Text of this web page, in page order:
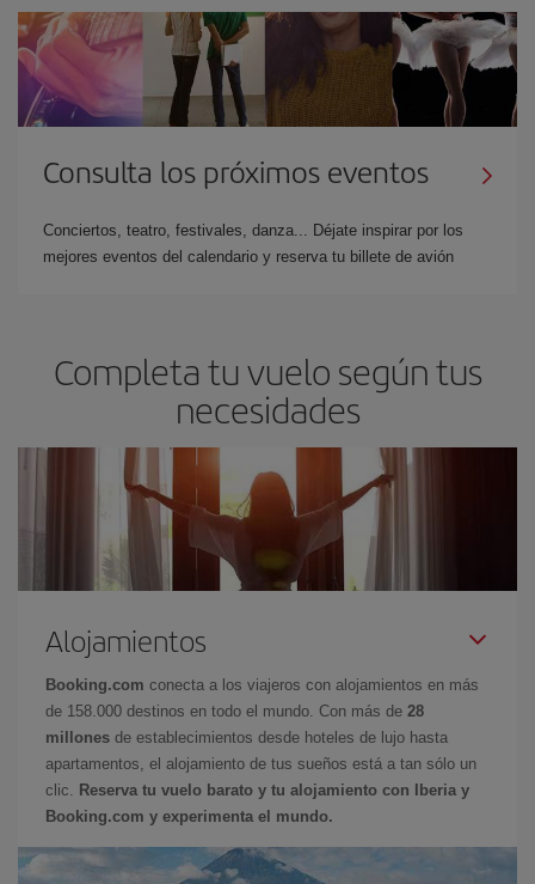
Consulta los próximos eventos
Conciertos, teatro, festivales, danza... Déjate inspirar por los
mejores eventos del calendario y reserva tu billete de avión
Completa tu vuelo según tus
necesidades
Alojamientos
Booking.com conecta a los viajeros con alojamientos en más
de 158.000 destinos en todo el mundo. Con más de 28
millones de establecimientos desde hoteles de lujo hasta
apartamentos, el alojamiento de tus sueños está a tan sólo un
clic.
Reserva tu vuelo barato y tu alojamiento con Iberia y
Booking.com y experimenta el mundo.